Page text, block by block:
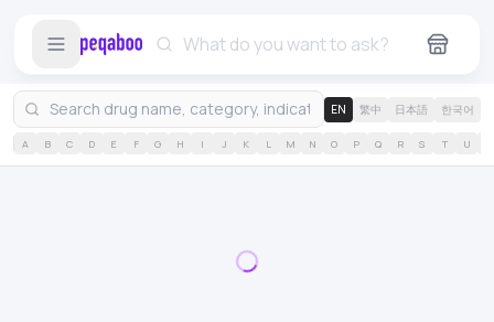
EN 繁中 日本語 한국어
A B C D E F G H I J K L M N O P Q R S T U